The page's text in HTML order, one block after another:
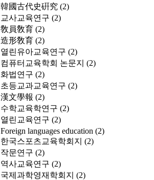
韓國古代史硏究 (2)
교사교육연구 (2)
敎員敎育 (2)
造形敎育 (2)
열린유아교육연구 (2)
컴퓨터교육학회 논문지 (2)
화법연구 (2)
초등교과교육연구 (2)
漢文學報 (2)
수학교육학연구 (2)
열린교육연구 (2)
Foreign languages education (2)
한국스포츠교육학회지 (2)
작문연구 (2)
역사교육연구 (2)
국제과학영재학회지 (2)